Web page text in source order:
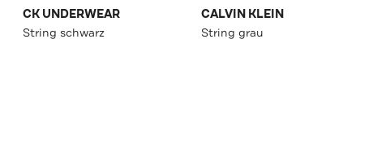
CK UNDERWEAR
String schwarz
CALVIN KLEIN
String grau